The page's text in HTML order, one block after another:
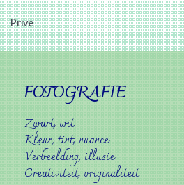
Prive
FOTOGRAFIE
Zwart, wit
Kleur, tint, nuance
Verbeelding, illusie
Creativiteit, originaliteit